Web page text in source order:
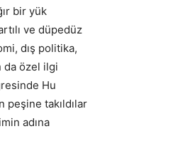
bir yük
ve düpedüz
dış politika,
da özel ilgi
Hu
peşine takıldılar
adına